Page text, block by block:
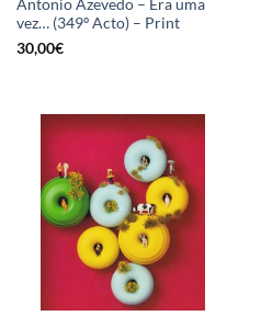
Antonio Azevedo – Era uma
vez… (349º Acto) – Print
30,00€